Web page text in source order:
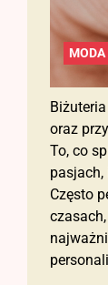
MODA
oraz
To, co
pasjach,
Często